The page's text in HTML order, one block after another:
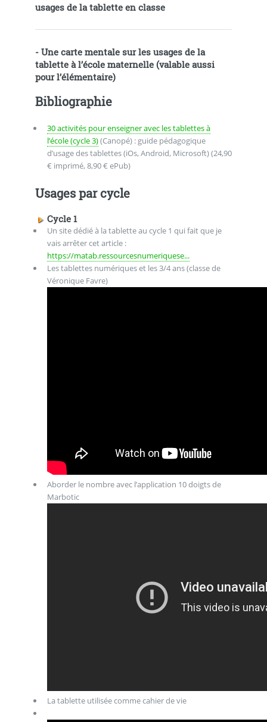
usages de la tablette en classe
- Une carte mentale sur les usages de la
tablette à l’école maternelle(valable aussi
pour l’élémentaire)
Bibliographie
30 activités pour enseigner avec les tablettes à
l’école (cycle 3)(Canopé) : guide pédagogique
d’usage des tablettes (iOs, Android, Microsoft) (24,90
€ imprimé, 8,90 € ePub)
Usages par cycle
Cycle 1
Un site dédié à la tablette au cycle 1 qui fait que je
vais arrêter cet article :
https://matab.ressourcesnumeriquese...
Les tablettes numériques et les 3/4 ans (classe de
Véronique Favre)
Aborder le nombre avec l’application 10 doigts de
Marbotic
La tablette utilisée comme cahier de vie